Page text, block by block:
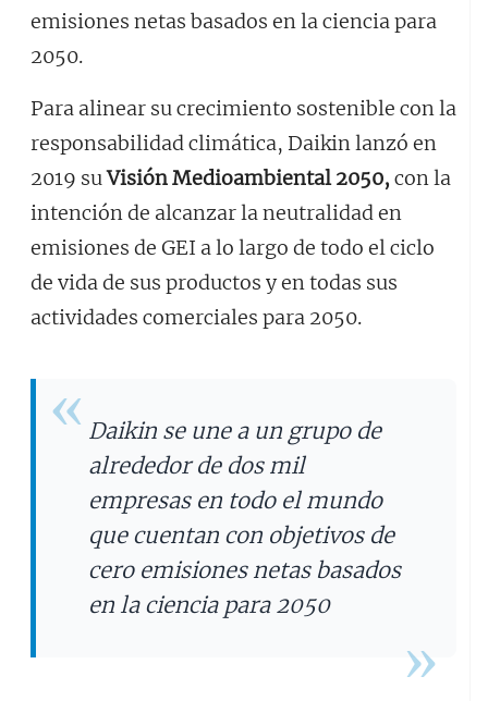
emisiones netas basados en la ciencia para
2050.
Para alinear su crecimiento sostenible con la
responsabilidad climática, Daikin lanzó en
2019 suVisión Medioambiental 2050, con la
intención de alcanzar la neutralidad en
emisiones de GEI a lo largo de todo el ciclo
de vida de sus productos y en todas sus
actividades comerciales para 2050.
Daikin se une a un grupo de
alrededor de dos mil
empresas en todo el mundo
que cuentan con objetivos de
cero emisiones netas basados
en la ciencia para 2050